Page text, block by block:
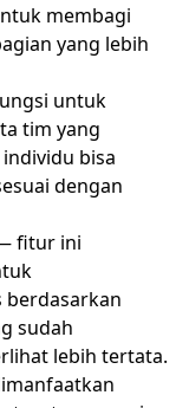
membagi
yang lebih
untuk
tim yang
bisa
dengan
fitur ini
sudah
lebih tertata.